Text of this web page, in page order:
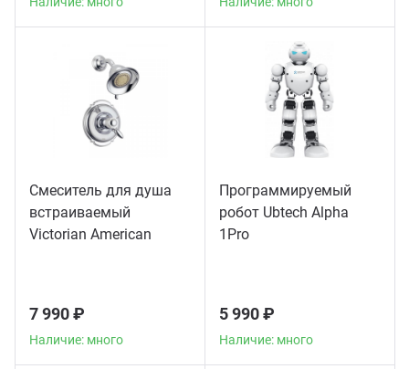
Смеситель для душа
встраиваемый
Victorian American
7 990 ₽
Наличие: много
Программируемый
робот Ubtech Alpha
1Pro
5 990 ₽
Наличие: много